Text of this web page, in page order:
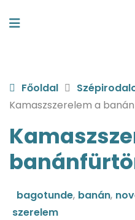
Főoldal
Kamaszszerelem a
bagotunde, banán,
szerelem